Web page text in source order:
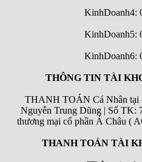
KinhDoanh4:
KinhDoanh5:
KinhDoanh6:
THÔNG TIN TÀI
THANH TOÁN Cá Nhân tại
Nguyễn Trung Dũng | Số TK:
thương mại cổ phần Á Châu (
THANH TOÁN TÀI